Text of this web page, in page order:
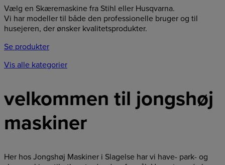
Vælg en Skæremaskine fra Stihl eller Husqvarna.
Vi har modeller til både den professionelle bruger og til
husejeren, der ønsker kvalitetsprodukter.
Se produkter
Vis alle kategorier
velkommen til jongshøj
maskiner
Her hos Jongshøj Maskiner i Slagelse har vi have- park- og